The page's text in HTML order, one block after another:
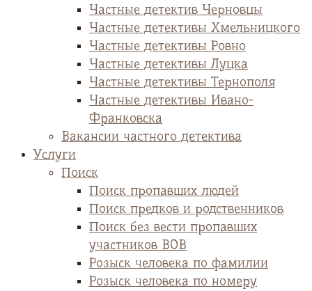
Частные детектив Черновцы
Частные детективы Хмельницкого
Частные детективы Ровно
Частные детективы Луцка
Частные детективы Тернополя
Частные детективы Ивано-
Франковска
Вакансии частного детектива
Услуги
Поиск
Поиск пропавших людей
Поиск предков и родственников
Поиск без вести пропавших
участников ВОВ
Розыск человека по фамилии
Розыск человека по номеру